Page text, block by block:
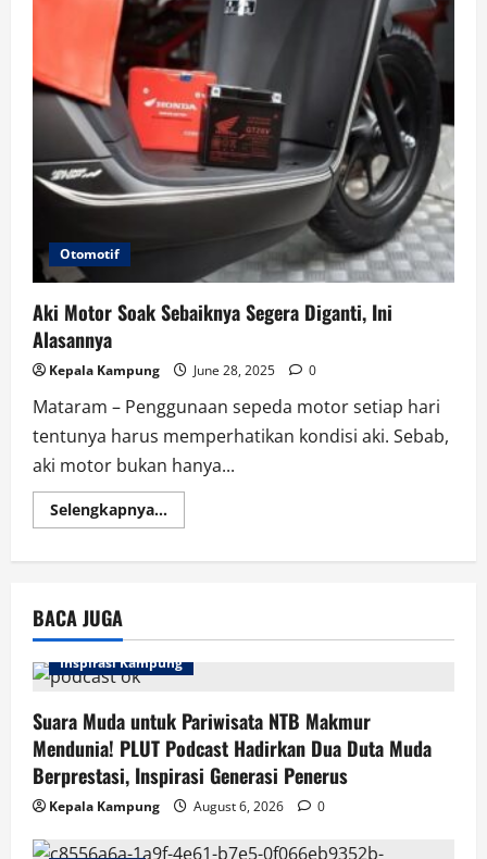
Otomotif
Aki Motor Soak Sebaiknya Segera Diganti, Ini
Alasannya
Kepala Kampung June 28, 2025 0
Mataram – Penggunaan sepeda motor setiap hari
tentunya harus memperhatikan kondisi aki. Sebab,
aki motor bukan hanya...
Selengkapnya...Read
more
Ini
Alasannya
BACA JUGA
Inspirasi Kampung
Suara Muda untuk Pariwisata NTB Makmur
Mendunia! PLUT Podcast Hadirkan Dua Duta Muda
Berprestasi, Inspirasi Generasi Penerus
Kepala Kampung August 6, 2026 0